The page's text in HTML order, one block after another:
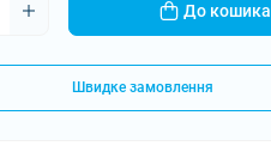
До кошика
Швидке замовлення